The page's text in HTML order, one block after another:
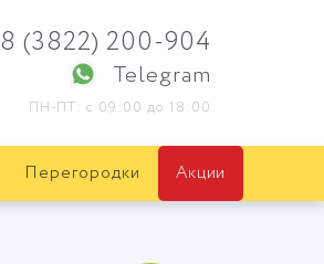
8 (3822) 200-904
Telegram
ПН-ПТ: с 09:00 до 18:00
Перегородки
Акции